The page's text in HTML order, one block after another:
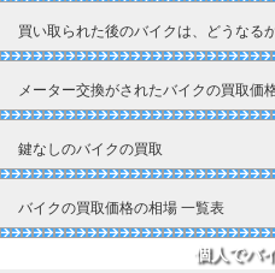
買い取られた後のバイクは、どうなる
メーター交換がされたバイクの買取価
鍵なしのバイクの買取
バイクの買取価格の相場 一覧表
個人でバ